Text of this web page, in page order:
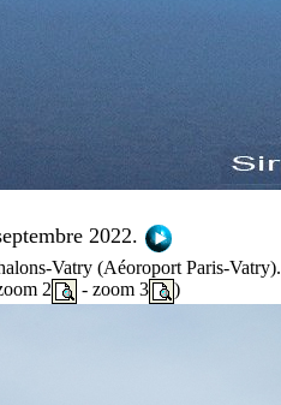
2022.
Vatry (Aéoroport Paris-Vatry).
2 - zoom 3 )